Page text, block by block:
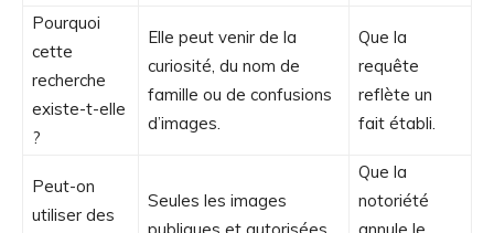
Pourquoi
cette
recherche
existe-t-elle
?
Elle peut venir de la
curiosité, du nom de
famille ou de confusions
d’images.
Que la
requête
reflète un
fait établi.
Peut-on
utiliser des
Seules les images
Que la
notoriété